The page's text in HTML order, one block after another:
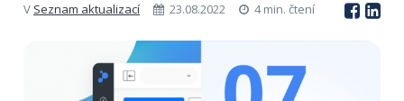
V Seznam aktualizací 23.08.2022 4 min. čtení